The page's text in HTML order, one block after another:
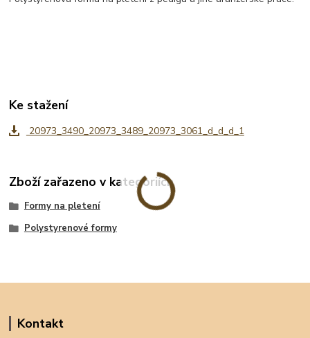
Ke stažení
20973_3490_20973_3489_20973_3061_d_d_d_1
Zboží zařazeno v kategoriích
Formy na pletení
Polystyrenové formy
Kontakt